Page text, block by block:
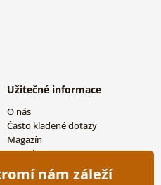
Užitečné informace
O nás
Často kladené dotazy
Magazín
Kontakty
Velkoobchodní spolupráce
nám záleží